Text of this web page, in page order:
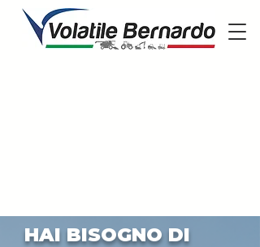
HAI BISOGNO DI